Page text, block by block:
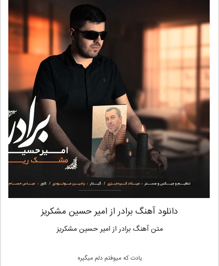
دانلود آهنگ برادر از امیر حسین مشکریز
متن آهنگ برادر از امیر حسین مشکریز
یادت که میوفتم دلم میگیره